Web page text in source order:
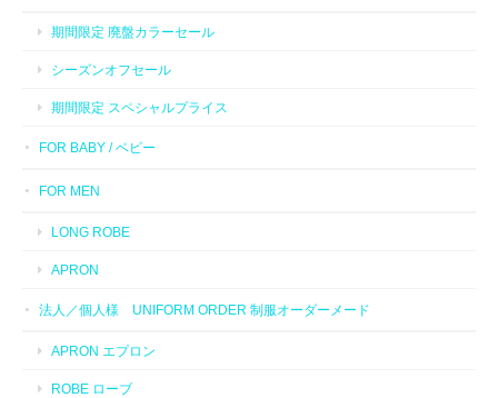
期間限定 廃盤カラーセール
シーズンオフセール
期間限定 スペシャルプライス
FOR BABY / ベビー
FOR MEN
LONG ROBE
APRON
法人／個人様 UNIFORM ORDER 制服オーダーメード
APRON エプロン
ROBE ローブ